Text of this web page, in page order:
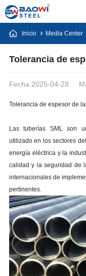
Inicio Media Center
Tolerancia de
Fecha:2025-04-28
Tolerancia de espesor de
Las tuberías SML son
utilizado en los sectores
energía eléctrica y la
calidad y la seguridad de
internacionales de
pertinentes.